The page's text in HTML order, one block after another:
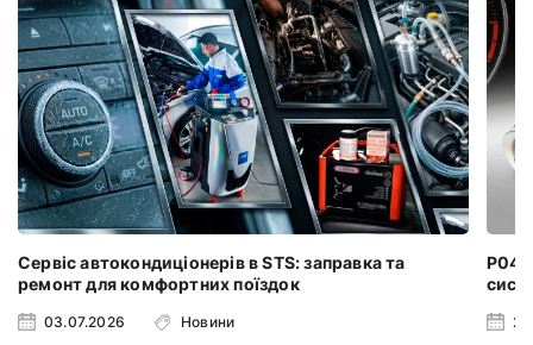
Сервіс автокондиціонерів в STS: заправка та
ремонт для комфортних поїздок
03.07.2026 Новини